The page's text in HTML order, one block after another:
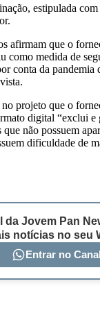
estipulada
afirmam que o
como medida de
conta da pandemia
projeto que o
digital “exclui e
que não possuem
dificuldade de
da Jovem Pan
notícias no seu
Entrar no Canal